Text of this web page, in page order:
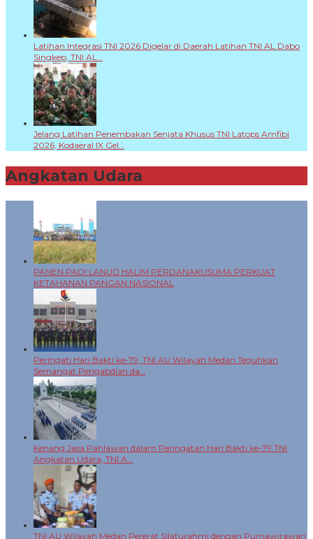
Latihan Integrasi TNI 2026 Digelar di Daerah Latihan TNI AL Dabo
Singkep, TNI AL…
Jelang Latihan Penembakan Senjata Khusus TNI Latops Amfibi
2026, Kodaeral IX Gel…
Angkatan Udara
PANEN PADI LANUD HALIM PERDANAKUSUMA PERKUAT
KETAHANAN PANGAN NASIONAL
Peringati Hari Bakti ke-79, TNI AU Wilayah Medan Teguhkan
Semangat Pengabdian da…
Kenang Jasa Pahlawan dalam Peringatan Hari Bakti ke-79 TNI
Angkatan Udara, TNI A…
TNI AU Wilayah Medan Pererat Silaturahmi dengan Purnawirawan